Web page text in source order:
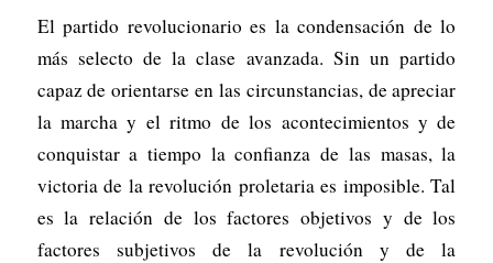
El partido revolucionario es la condensación de lo
más selecto de la clase avanzada. Sin un partido
capaz de orientarse en las circunstancias, de apreciar
la marcha y el ritmo de los acontecimientos y de
conquistar a tiempo la confianza de las masas, la
victoria de la revolución proletaria es imposible. Tal
es la relación de los factores objetivos y de los
factores subjetivos de la revolución y de la